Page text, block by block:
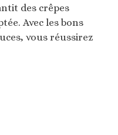
des crêpes
Avec les bons
vous réussirez